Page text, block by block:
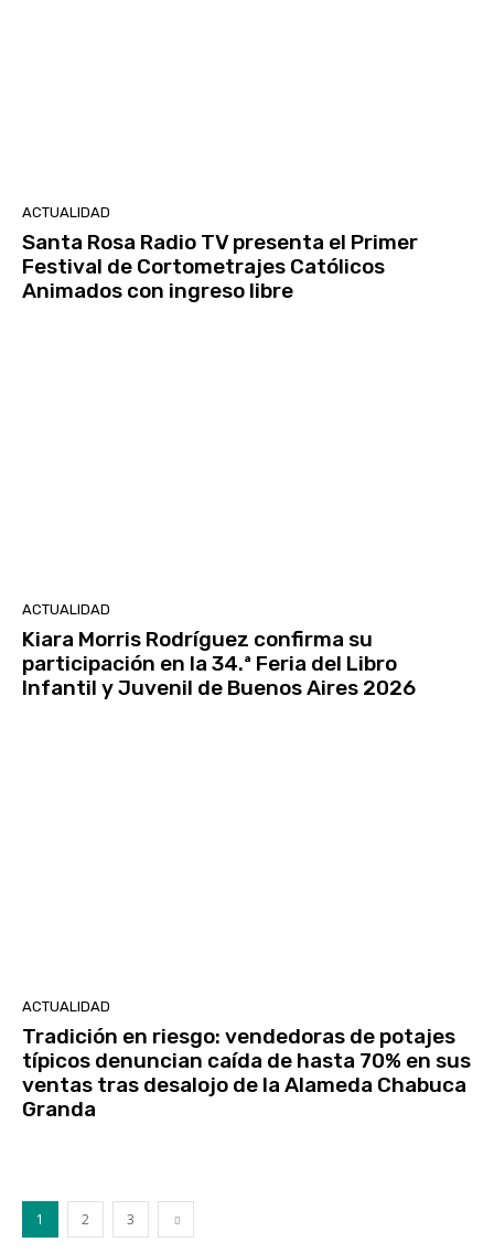
ACTUALIDAD
Santa Rosa Radio TV presenta el Primer
Festival de Cortometrajes Católicos
Animados con ingreso libre
ACTUALIDAD
Kiara Morris Rodríguez confirma su
participación en la 34.ª Feria del Libro
Infantil y Juvenil de Buenos Aires 2026
ACTUALIDAD
Tradición en riesgo: vendedoras de potajes
típicos denuncian caída de hasta 70% en sus
ventas tras desalojo de la Alameda Chabuca
Granda
1 2 3